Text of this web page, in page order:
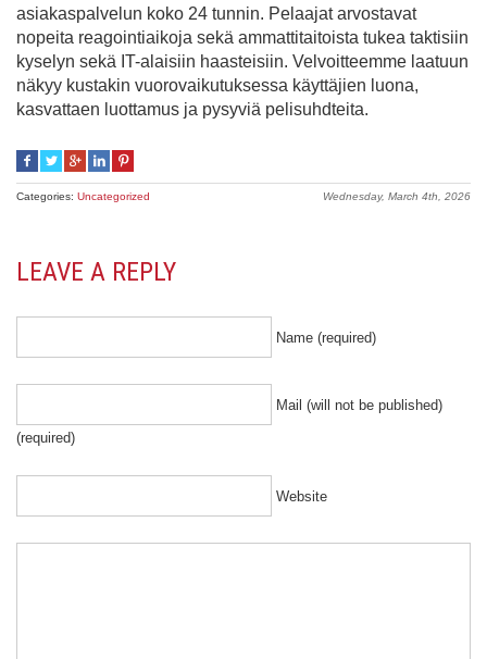
asiakaspalvelun koko 24 tunnin. Pelaajat arvostavat
nopeita reagointiaikoja sekä ammattitaitoista tukea taktisiin
kyselyn sekä IT-alaisiin haasteisiin. Velvoitteemme laatuun
näkyy kustakin vuorovaikutuksessa käyttäjien luona,
kasvattaen luottamus ja pysyviä pelisuhdteita.
Wednesday, March 4th, 2026
Categories: Uncategorized
LEAVE A REPLY
Name (required)
Mail (will not be published)
(required)
Website